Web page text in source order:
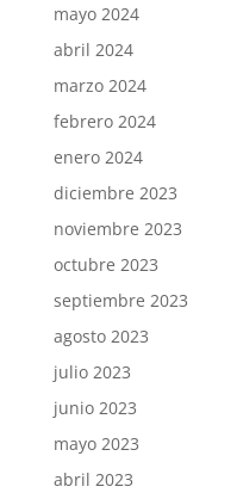
mayo 2024
abril 2024
marzo 2024
febrero 2024
enero 2024
diciembre 2023
noviembre 2023
octubre 2023
septiembre 2023
agosto 2023
julio 2023
junio 2023
mayo 2023
abril 2023